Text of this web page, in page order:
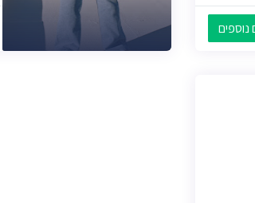
נוספים